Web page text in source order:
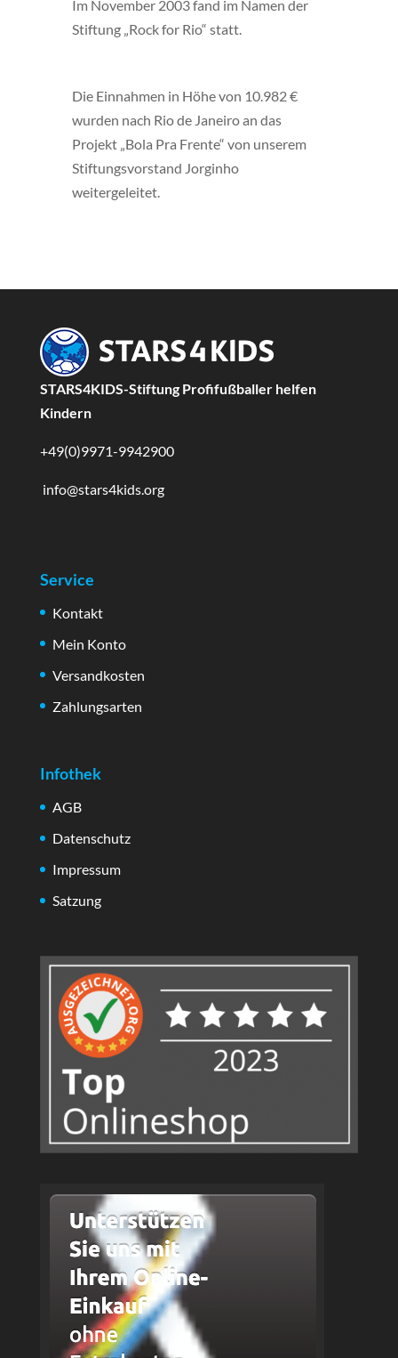
Im November 2003 fand im Namen der
Stiftung „Rock for Rio“ statt.
Die Einnahmen in Höhe von 10.982 €
wurden nach Rio de Janeiro an das
Projekt „Bola Pra Frente“ von unserem
Stiftungsvorstand Jorginho
weitergeleitet.
STARS4KIDS-Stiftung Profifußballer helfen
Kindern
+49(0)9971-9942900
info@stars4kids.org
Service
Kontakt
Mein Konto
Versandkosten
Zahlungsarten
Infothek
AGB
Datenschutz
Impressum
Satzung